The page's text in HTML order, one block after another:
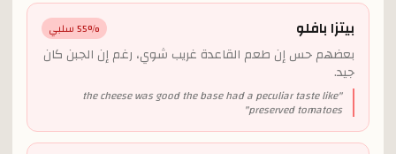
بيتزا بافلو 55% سلبي
بعضهم حس إن طعم القاعدة غريب شوي، رغم إن الجبن كان
جيد.
"
the cheese was good the base had a peculiar taste like
preserved tomatoes
"